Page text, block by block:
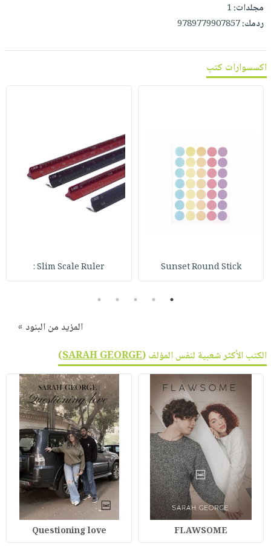
صابون
مناسبات
الشركة
فيديوهات
طرحها
تواصل
عربة
التسوق
نشرة
مجلدات:1
ردمك:9789779907857
اكسسوارات كتب
Sunset Round Stick
Slim Scale Ruler :
1
2
3
4
5
المزيد من البنود »
الكتب الأكثر شعبية لنفس المؤلف (SARAH GEORGE
)
FLAWSOME
Questioning love